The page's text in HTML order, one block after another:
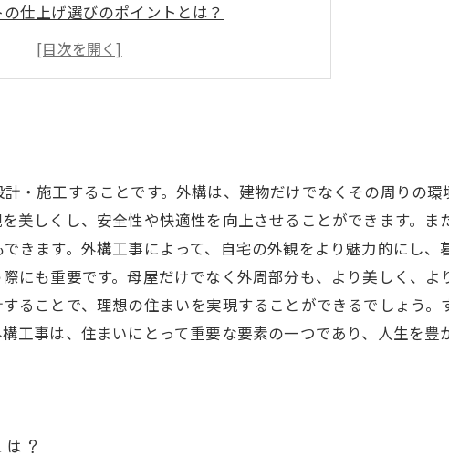
仕上げ選びのポイントとは？
き土間コンクリートの必要な厚みとは？
リートのメンテナンス方法とは？
・施工することです。外構は、建物だけでなくその周りの
美しくし、安全性や快適性を向上させることができます。ま
きます。外構工事によって、自宅の外観をより魅力的にし、
にも重要です。母屋だけでなく外周部分も、より美しく、よ
ることで、理想の住まいを実現することができるでしょう。
工事は、住まいにとって重要な要素の一つであり、人生を豊
？